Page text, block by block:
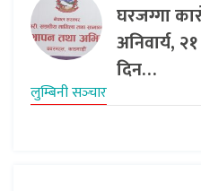
घरजग्गा
अनिवार्य,
दिन…
लुम्बिनी सञ्‍चार